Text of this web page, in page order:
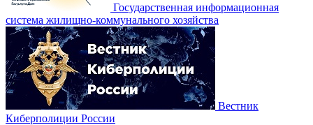
Государственная информационная
система жилищно-коммунального хозяйства
Вестник
Киберполиции России